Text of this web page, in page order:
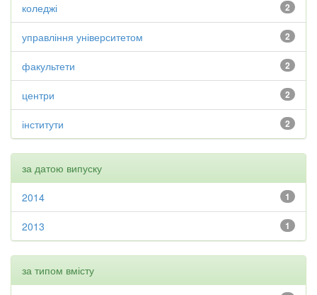
2
коледжі
2
управління університетом
2
факультети
2
центри
2
інститути
за датою випуску
1
2014
1
2013
за типом вмісту